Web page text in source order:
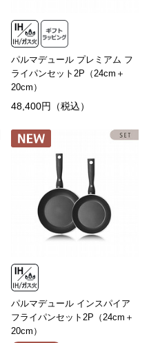
パルマデュール プレミアム フ
ライパンセット2P（24cm＋
20cm）
48,400円（税込）
パルマデュール インスパイア
フライパンセット2P（24cm＋
20cm）